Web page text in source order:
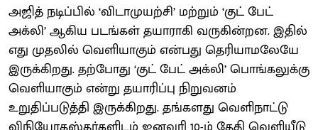
அஜித் நடிப்பில் ‘விடாமுயற்சி’ மற்றும் ‘குட் பேட்
அக்லி’ ஆகிய படங்கள் தயாராகி வருகின்றன. இதில்
எது முதலில் வெளியாகும் என்பது தெரியாமலேயே
இருக்கிறது. தற்போது ‘குட் பேட் அக்லி’ பொங்கலுக்கு
வெளியாகும் என்று தயாரிப்பு நிறுவனம்
உறுதிப்படுத்தி இருக்கிறது. தங்களது வெளிநாட்டு